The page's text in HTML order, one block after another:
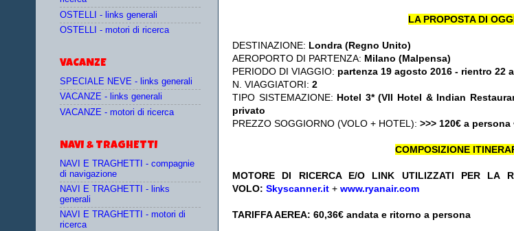
LA PROPOSTA DI
DESTINAZIONE: Londra (Regno Unito)
AEROPORTO DI PARTENZA: Milano (Malpensa)
PERIODO DI VIAGGIO: partenza 19 agosto 2016 - rientro 22
N. VIAGGIATORI: 2
TIPO SISTEMAZIONE: Hotel 3* (VII Hotel & Indian
privato
PREZZO SOGGIORNO (VOLO + HOTEL): >>> 120€ a
COMPOSIZIONE
MOTORE DI RICERCA E/O LINK UTILIZZATI PER LA
VOLO: Skyscanner.it + www.ryanair.com
TARIFFA AEREA: 60,36€ andata e ritorno a persona
OSTELLI - links generali
OSTELLI - motori di ricerca
VACANZE
SPECIALE NEVE - links generali
VACANZE - links generali
VACANZE - motori di ricerca
NAVI & TRAGHETTI
NAVI E TRAGHETTI - compagnie
di navigazione
NAVI E TRAGHETTI - links
generali
NAVI E TRAGHETTI - motori di
ricerca